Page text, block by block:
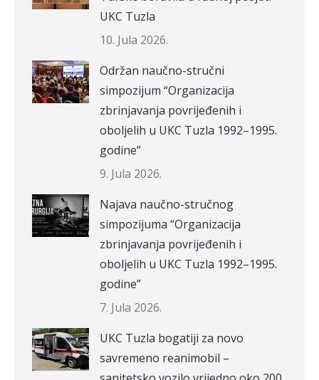
UKC Tuzla
10. Jula 2026.
Održan naučno-stručni
simpozijum “Organizacija
zbrinjavanja povrijeđenih i
oboljelih u UKC Tuzla 1992–1995.
godine”
9. Jula 2026.
Najava naučno-stručnog
simpozijuma “Organizacija
zbrinjavanja povrijeđenih i
oboljelih u UKC Tuzla 1992–1995.
godine”
7. Jula 2026.
UKC Tuzla bogatiji za novo
savremeno reanimobil –